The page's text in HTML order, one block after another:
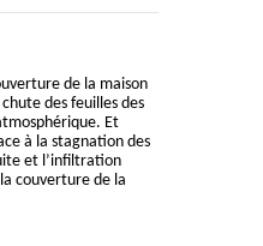
de la maison
des feuilles des
Et
à la stagnation des
et l’infiltration
couverture de la